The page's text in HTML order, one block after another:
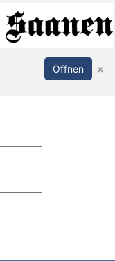
Anmelden
Öffnen ×